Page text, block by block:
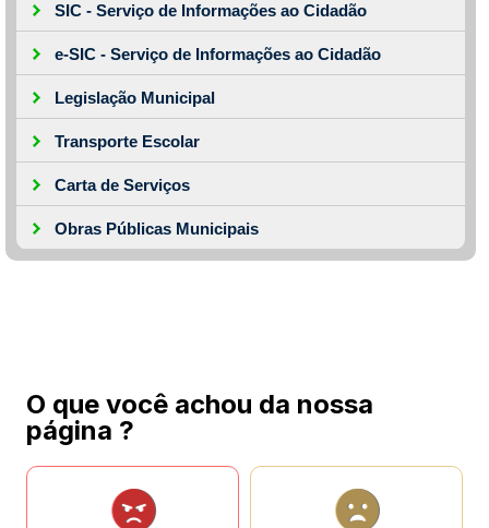
SIC - Serviço de Informações ao Cidadão
e-SIC - Serviço de Informações ao Cidadão
Legislação Municipal
Transporte Escolar
Carta de Serviços
Obras Públicas Municipais
O que você achou da nossa
página ?